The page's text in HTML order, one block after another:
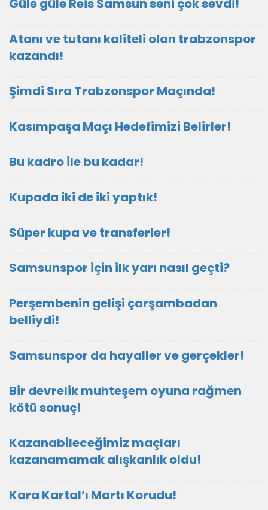
Güle güle Reis Samsun seni çok sevdi!
Atanı ve tutanı kaliteli olan trabzonspor
kazandı!
Şimdi Sıra Trabzonspor Maçında!
Kasımpaşa Maçı Hedefimizi Belirler!
Bu kadro ile bu kadar!
Kupada iki de iki yaptık!
Süper kupa ve transferler!
Samsunspor için ilk yarı nasıl geçti?
Perşembenin gelişi çarşambadan
belliydi!
Samsunspor da hayaller ve gerçekler!
Bir devrelik muhteşem oyuna rağmen
kötü sonuç!
Kazanabileceğimiz maçları
kazanamamak alışkanlık oldu!
Kara Kartal’ı Martı Korudu!